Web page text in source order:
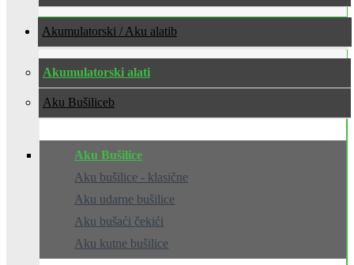
Akumulatorski / Aku alati
Akumulatorski alati
Aku Bušilice
Aku Bušilice
Aku bušilice - klasične
Aku udarne bušilice
Aku bušaći čekići
Aku kutne bušilice